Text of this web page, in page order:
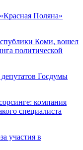
Поляна»
Коми, вошел
политической
Госдумы
компания
специалиста
участия в